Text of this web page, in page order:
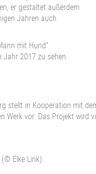
er gestaltet außerdem
Jahren auch
mit Hund“
Jahr 2017 zu sehen.
stellt in Kooperation mit
Werk vor. Das Projekt
(© Elke Link):